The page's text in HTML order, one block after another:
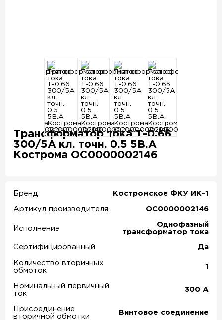
Трансформатор тока Т-0.66
300/5А кл. точн. 0.5 5В.А
Кострома ОС0000002146
Бренд Костромское ФКУ ИК-1
Артикул производителя ОС0000002146
Исполнение
Однофазный
трансформатор тока
Сертифицированный Да
Количество вторичных
обмоток
1
Номинальный первичный
ток
300 А
Присоединение
вторичной обмотки
Винтовое соединение